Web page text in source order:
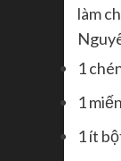
làm
1
1
1 ít